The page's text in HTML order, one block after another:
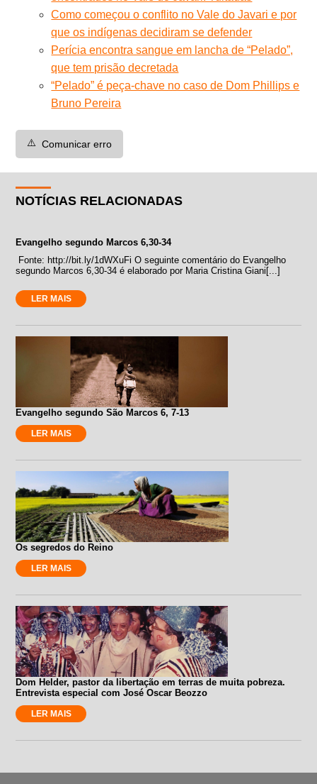
Como começou o conflito no Vale do Javari e por
que os indígenas decidiram se defender
Perícia encontra sangue em lancha de “Pelado”,
que tem prisão decretada
“Pelado” é peça-chave no caso de Dom Phillips e
Bruno Pereira
⚠️ Comunicar erro
NOTÍCIAS RELACIONADAS
Evangelho segundo Marcos 6,30-34
Fonte: http://bit.ly/1dWXuFi O seguinte comentário do Evangelho
segundo Marcos 6,30-34 é elaborado por Maria Cristina Giani[...]
LER MAIS
Evangelho segundo São Marcos 6, 7-13
LER MAIS
Os segredos do Reino
LER MAIS
Dom Helder, pastor da libertação em terras de muita pobreza.
Entrevista especial com José Oscar Beozzo
LER MAIS